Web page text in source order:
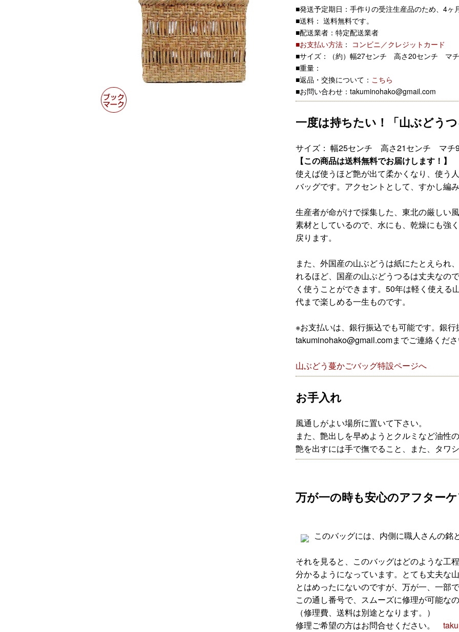
■発送予定期日：手作りの受注生産品のため、4ヶ
■送料： 送料無料です。
■配送業者：特定配送業者
■お支払い方法 ： コンビニ／クレジットカード
■サイズ：（約）幅27センチ 高さ20センチ マ
■重量：
■返品・交換について： こちら
■お問い合わせ：takuminohako@gmail.com
一度は持ちたい！「山ぶどう
サイズ： 幅25センチ 高さ21センチ マチ
【この商品は送料無料でお届けします！】
使えば使うほど艶が出て柔かくなり、使う
バッグです。アクセントとして、すかし編
生産者が命がけで採集した、東北の厳しい
素材としているので、水にも、乾燥にも強
戻ります。
また、外国産の山ぶどうは紙にたとえられ
れるほど、国産の山ぶどうつるは丈夫なの
く使うことができます。50年は軽く使える
代まで楽しめる一生ものです。
※お支払いは、銀行振込でも可能です。銀
takuminohako@gmail.comまでご連絡くだ
山ぶどう蔓かごバッグ特設ページへ
お手入れ
風通しがよい場所に置いて下さい。
また、艶出しを早めようとクルミなど油性
艶を出すには手で撫でること、また、タワ
万が一の時も安心のアフター
このバッグには、内側に職人さんの銘
それを見ると、このバッグはどのような工
分かるようになっています。とても丈夫な
とはめったにないのですが、万が一、一部
この通し番号で、スムーズに修理が可能な
（修理費、送料は別途となります。）
修理ご希望の方はお問合せください。